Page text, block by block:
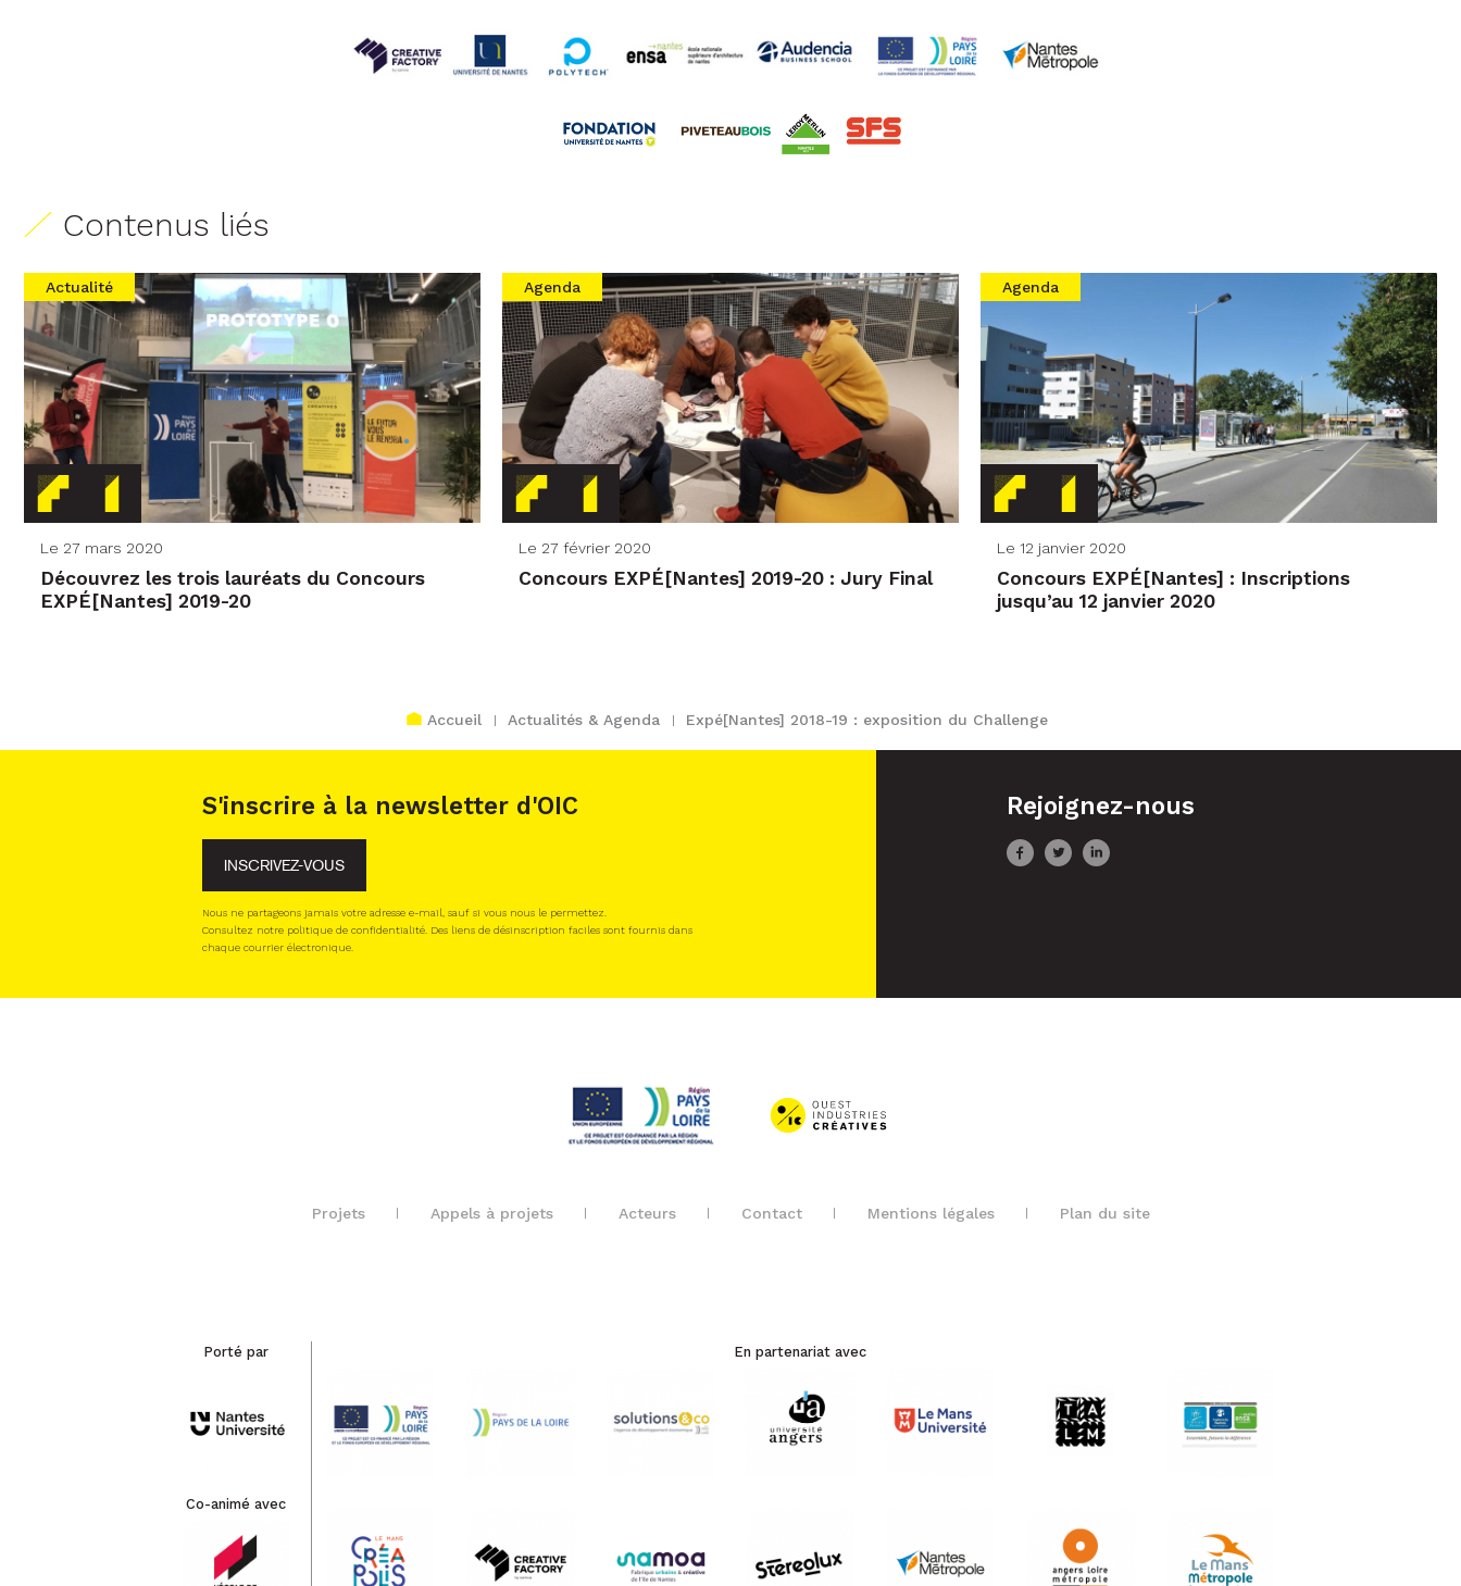
Contenus liés
Actualité
Le 27 mars 2020
Découvrez les trois lauréats du Concours
EXPÉ[Nantes] 2019-20
Agenda
Le 27 février 2020
Concours EXPÉ[Nantes] 2019-20 : Jury Final
Agenda
Le 12 janvier 2020
Concours EXPÉ[Nantes] : Inscriptions
jusqu’au 12 janvier 2020
Accueil Actualités & Agenda Expé[Nantes] 2018-19 : exposition du Challenge
S'inscrire à la newsletter d'OIC
INSCRIVEZ-VOUS
Nous ne partageons jamais votre adresse e-mail, sauf si vous nous le permettez.
Consultez notre politique de confidentialité. Des liens de désinscription faciles sont fournis dans
chaque courrier électronique.
Rejoignez-nous
Projets Appels à projets Acteurs Contact Mentions légales Plan du site
Porté par
Co-animé avec
En partenariat avec